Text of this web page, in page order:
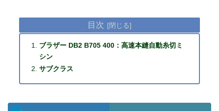
目次
ブラザー DB2 B705 400：高速本縫自動糸切ミ
シン
サブクラス